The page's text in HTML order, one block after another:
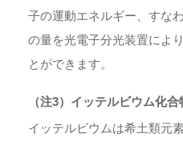
子の運動エネルギー、すな
の量を光電子分光装置によ
とができます。
（注3）イッテルビウム化合
イッテルビウムは希土類元